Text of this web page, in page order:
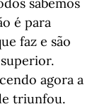
é para
faz e são
agora a
triunfou.